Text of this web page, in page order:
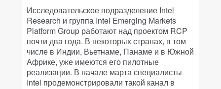
Исследовательское подразделение Intel
Research и группа Intel Emerging Markets
Platform Group работают над проектом RCP
почти два года. В некоторых странах, в том
числе в Индии, Вьетнаме, Панаме и в Южной
Африке, уже имеются его пилотные
реализации. В начале марта специалисты
Intel продемонстрировали такой канал в